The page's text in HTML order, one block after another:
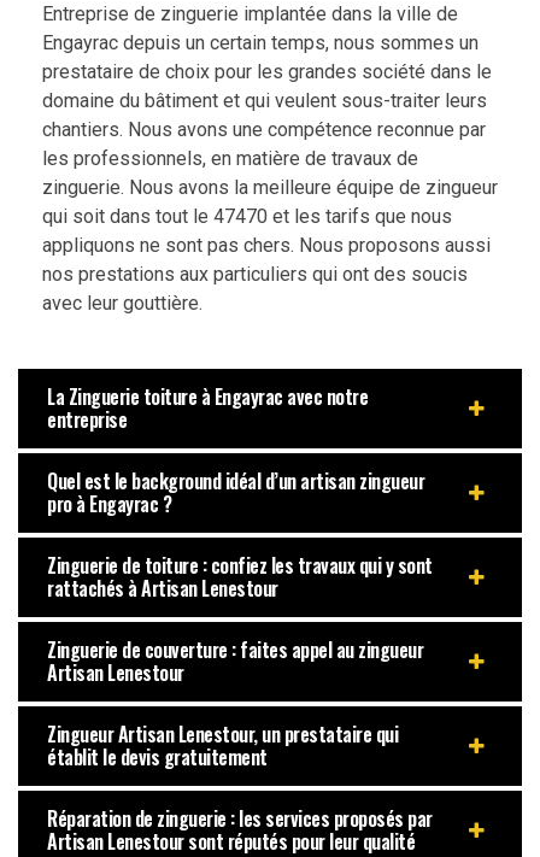
Entreprise de zinguerie implantée dans la ville de
Engayrac depuis un certain temps, nous sommes un
prestataire de choix pour les grandes société dans le
domaine du bâtiment et qui veulent sous-traiter leurs
chantiers. Nous avons une compétence reconnue par
les professionnels, en matière de travaux de
zinguerie. Nous avons la meilleure équipe de zingueur
qui soit dans tout le 47470 et les tarifs que nous
appliquons ne sont pas chers. Nous proposons aussi
nos prestations aux particuliers qui ont des soucis
avec leur gouttière.
La Zinguerie toiture à Engayrac avec notre
entreprise
Quel est le background idéal d’un artisan zingueur
pro à Engayrac ?
Zinguerie de toiture : confiez les travaux qui y sont
rattachés à Artisan Lenestour
Zinguerie de couverture : faites appel au zingueur
Artisan Lenestour
Zingueur Artisan Lenestour, un prestataire qui
établit le devis gratuitement
Réparation de zinguerie : les services proposés par
Artisan Lenestour sont réputés pour leur qualité